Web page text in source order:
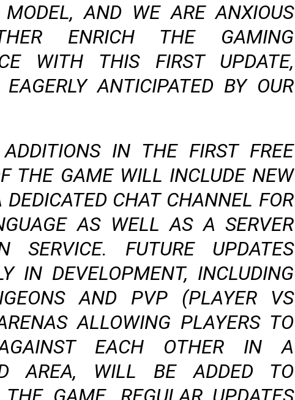
MODEL, AND WE ARE ANXIOUS
ENRICH THE GAMING
WITH THIS FIRST UPDATE,
ANTICIPATED BY OUR
IN THE FIRST FREE
THE GAME WILL INCLUDE NEW
DEDICATED CHAT CHANNEL FOR
AS WELL AS A SERVER
SERVICE. FUTURE UPDATES
IN DEVELOPMENT, INCLUDING
AND PVP (PLAYER VS
ALLOWING PLAYERS TO
EACH OTHER IN A
AREA, WILL BE ADDED TO